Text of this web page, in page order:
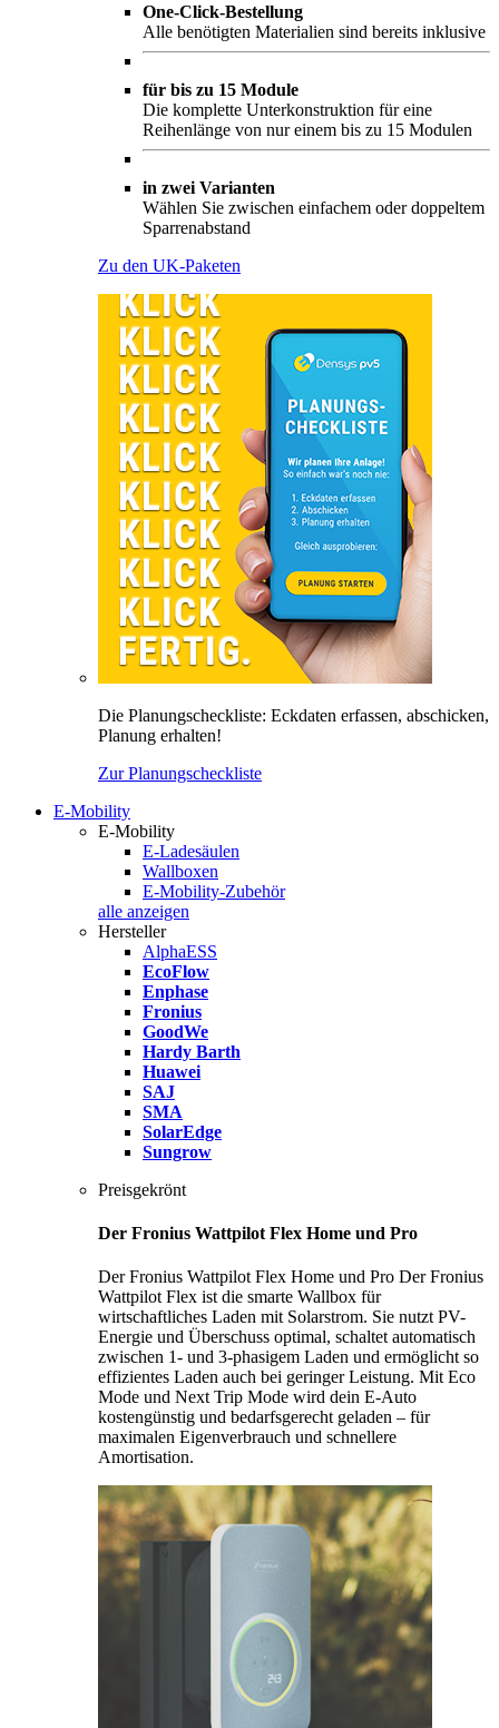
One-Click-Bestellung
Alle benötigten Materialien sind bereits inklusive
für bis zu 15 Module
Die komplette Unterkonstruktion für eine
Reihenlänge von nur einem bis zu 15 Modulen
in zwei Varianten
Wählen Sie zwischen einfachem oder doppeltem
Sparrenabstand
Zu den UK-Paketen
Die Planungscheckliste: Eckdaten erfassen, abschicken,
Planung erhalten!
Zur Planungscheckliste
E-Mobility
E-Mobility
E-Ladesäulen
Wallboxen
E-Mobility-Zubehör
alle anzeigen
Hersteller
AlphaESS
EcoFlow
Enphase
Fronius
GoodWe
Hardy Barth
Huawei
SAJ
SMA
SolarEdge
Sungrow
Preisgekrönt
Der Fronius Wattpilot Flex Home und Pro
Der Fronius Wattpilot Flex Home und Pro Der Fronius
Wattpilot Flex ist die smarte Wallbox für
wirtschaftliches Laden mit Solarstrom. Sie nutzt PV-
Energie und Überschuss optimal, schaltet automatisch
zwischen 1- und 3-phasigem Laden und ermöglicht so
effizientes Laden auch bei geringer Leistung. Mit Eco
Mode und Next Trip Mode wird dein E-Auto
kostengünstig und bedarfsgerecht geladen – für
maximalen Eigenverbrauch und schnellere
Amortisation.